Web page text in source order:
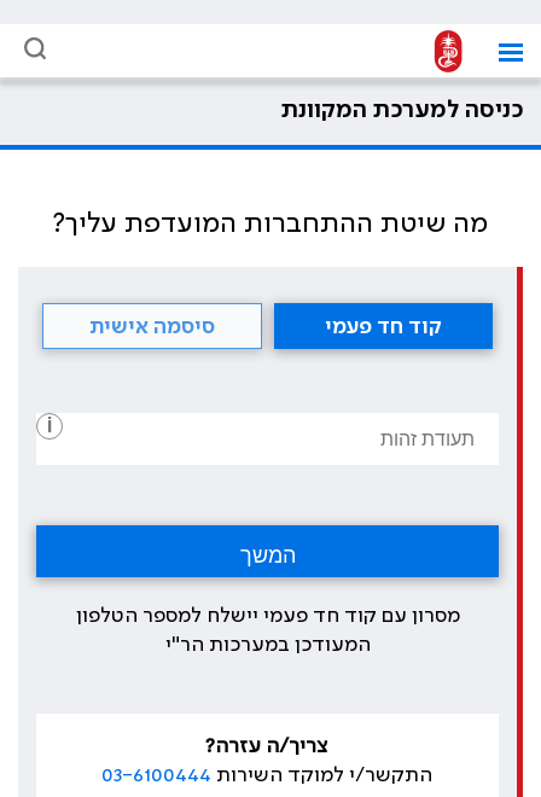
כניסה למערכת המקוונת
מה שיטת ההתחברות המועדפת עליך?
קוד חד פעמי סיסמה אישית
i
מסרון עם קוד חד פעמי יישלח למספר הטלפון
המעודכן במערכות הר"י
צריך/ה עזרה?
התקשר/י למוקד השירות 03-6100444